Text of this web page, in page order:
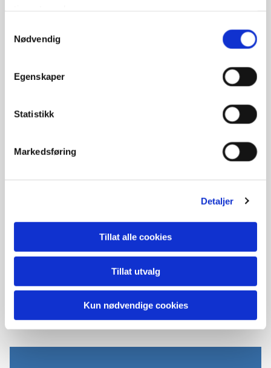
Nødvendig
Egenskaper
Statistikk
Markedsføring
Detaljer
Tillat alle cookies
Tillat utvalg
Kun nødvendige cookies
Hva sier kundene våre?
Dyktige folk som finner løsninger der andre må gi tapt.
Martin Steindal
★★★★★
Meget god service og hyggelig folk som jobber der.
Kjetil Bergheim